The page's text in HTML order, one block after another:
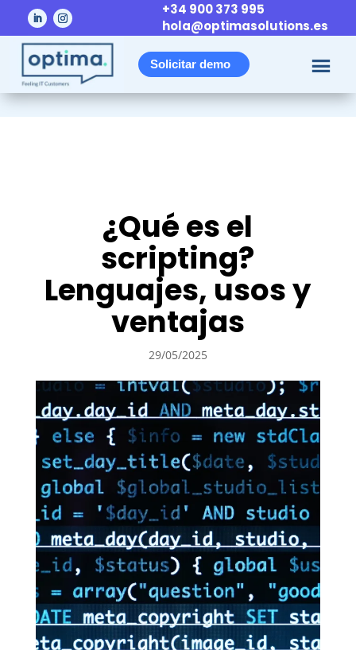
+34 900 373 995
hola@optimasolutions.es
Solicitar demo
¿Qué es el
scripting?
Lenguajes, usos y
ventajas
29/05/2025